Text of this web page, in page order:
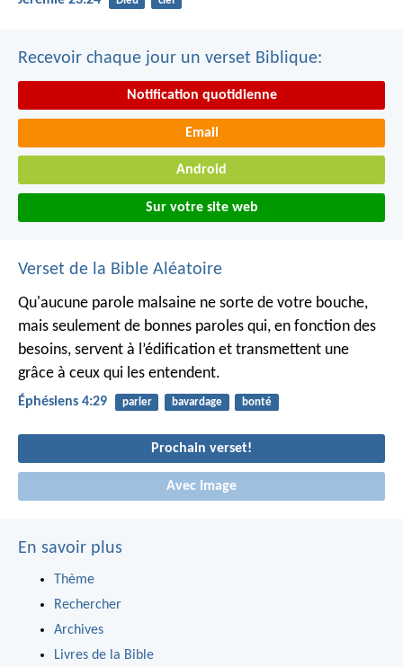
Recevoir chaque jour un verset Biblique:
Notification quotidienne
Email
Android
Sur votre site web
Verset de la Bible Aléatoire
Qu'aucune parole malsaine ne sorte de votre bouche,
mais seulement de bonnes paroles qui, en fonction des
besoins, servent à l’édification et transmettent une
grâce à ceux qui les entendent.
Éphésiens 4:29 parler bavardage bonté
Prochain verset!
Avec Image
En savoir plus
Thème
Rechercher
Archives
Livres de la Bible